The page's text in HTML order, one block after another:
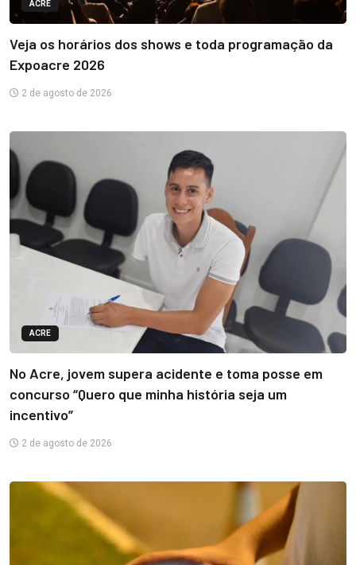
ACRE
Veja os horários dos shows e toda programação da
Expoacre 2026
2 de agosto de 2026
ACRE
No Acre, jovem supera acidente e toma posse em
concurso “Quero que minha história seja um
incentivo”
2 de agosto de 2026